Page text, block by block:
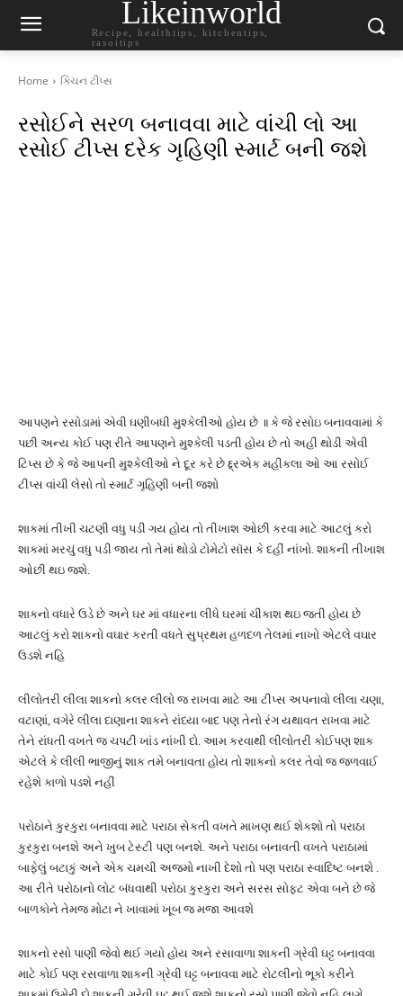
Likeinworld
Recipe, healthtips, kitchentips,
rasoitips
Home કિચન ટીપ્સ
રસોઈને સરળ બનાવવા માટે વાંચી લો આ
રસોઈ ટીપ્સ દરેક ગૃહિણી સ્માર્ટ બની જશે
આપણને રસોડામાં એવી ઘણીબધી મુશ્કેલીઓ હોય છે ॥ કે જે રસોઇ બનાવવામાં કે
પછી અન્ય કોઈ પણ રીતે આપણને મુશ્કેલી પડતી હોય છે તો અહીં થોડી એવી
ટિપ્સ છે કે જે આપની મુશ્કેલીઓ ને દૂર કરે છે દ્દ્રએક મહીકલા ઓ આ રસોઈ
ટીપ્સ વાંચી લેસો તો સ્માર્ટ ગૃહિણી બની જશો
શાકમાં તીખી ચટણી વધુ પડી ગય હોય તો તીખાશ ઓછી કરવા માટે આટલું કરો
શાકમાં મરચું વધુ પડી જાય તો તેમાં થોડો ટોમેટો સૉસ કે દહીં નાંખો. શાકની તીખાશ
ઓછી થઇ જશે.
શાકનો વધારે ઉડે છે અને ઘર માં વધારના લીધે ઘરમાં ચીકાશ થઇ જતી હોય છે
આટલું કરો શાકનો વઘાર કરતી વધતે સુપ્રથમ હળદળ તેલમાં નાખો એટલે વઘાર
ઉડશે નહિ
લીલોતરી લીલા શાકનો કલર લીલો જ રાખવા માટે આ ટીપ્સ અપનાવો લીલા ચણા,
વટાણાં, વગેરે લીલા દાણાના શાકને રાંધ્યા બાદ પણ તેનો રંગ યથાવત રાખવા માટે
તેને રાંધતી વખતે જ ચપટી ખાંડ નાંખી દો. આમ કરવાથી લીલોતરી કોઈપણ શાક
એટલે કે લીલી ભાજીનું શાક તમે બનાવતા હોય તો શાકનો કલર તેવો જ જળવાઈ
રહેશે કાળો પડશે નહીં
પરોઠાને કુરકુરા બનાવવા માટે પરાઠા સેકતી વખતે માખણ થઈ શેકશો તો પરાઠા
કુરકુરા બનશે અને ખુબ ટેસ્ટી પણ બનશે. અને પરાઠા બનાવતી વખતે પરાઠામાં
બાફેલું બટાકું અને એક ચમચી અજમો નાખી દેશો તો પણ પરાઠા સ્વાદિષ્ટ બનશે .
આ રીતે પરોઠાનો લોટ બંધવાથી પરોઠા કુરકુરા અને સરસ સોફ્ટ એવા બને છે જે
બાળકોને તેમજ મોટા ને ખાવામાં ખૂબ જ મજા આવશે
શાકનો રસો પાણી જેવો થઈ ગયો હોય અને રસાવાળા શાકની ગ્રેવી ઘટ્ટ બનાવવા
માટે કોઈ પણ રસવાળા શાકની ગ્રેવી ઘટ્ટ બનાવવા માટે રોટલીનો ભૂકો કરીને